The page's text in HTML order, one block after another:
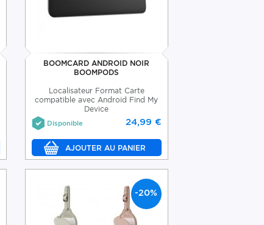
BOOMCARD ANDROID NOIR
BOOMPODS
Localisateur Format Carte
compatible avec Android Find My
Device
24,99 €
Disponible
-20%